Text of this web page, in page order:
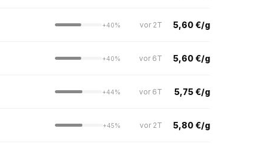
+40% vor 2T 5,60 €/g
+40% vor 6T 5,60 €/g
+44% vor 6T 5,75 €/g
+45% vor 2T 5,80 €/g